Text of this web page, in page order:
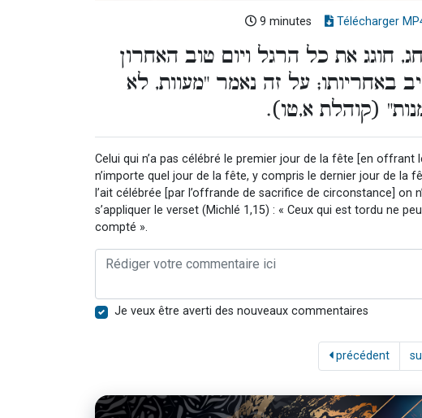
9 minutes Télécharger
חוגג את כל הרגל ויום טוב האחרון
באחריותו; על זה נאמר "מעוות, לא
(קוהלת א,טו).
Celui qui n’a pas célébré le premier jour de la fête [en
n’importe quel jour de la fête, y compris le dernier jour de la
l’ait célébrée [par l’offrande de sacrifice de circonstance] on
s’appliquer le verset (Michlé 1,15) : « Ceux qui est tordu ne
compté ».
Je veux être averti des nouveaux commentaires
précédent